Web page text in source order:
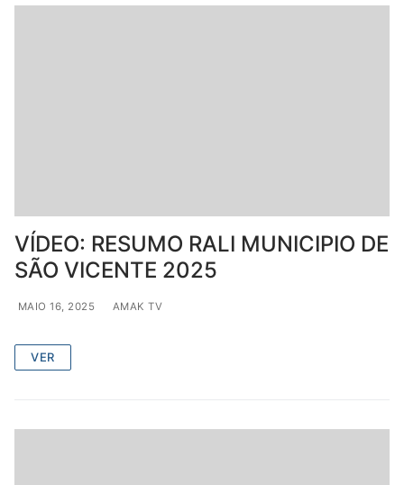
VÍDEO: RESUMO RALI MUNICIPIO DE
SÃO VICENTE 2025
MAIO 16, 2025 AMAK TV
VER